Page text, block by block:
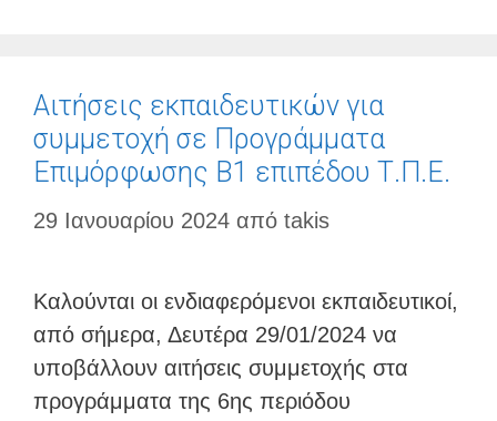
Αιτήσεις εκπαιδευτικών για
συμμετοχή σε Προγράμματα
Επιμόρφωσης Β1 επιπέδου Τ.Π.Ε.
29 Ιανουαρίου 2024 από takis
Καλούνται οι ενδιαφερόμενοι εκπαιδευτικοί,
από σήμερα, Δευτέρα 29/01/2024 να
υποβάλλουν αιτήσεις συμμετοχής στα
προγράμματα της 6ης περιόδου